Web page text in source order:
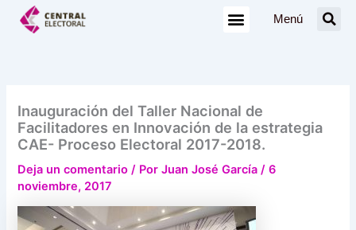
Menú
Inauguración del Taller Nacional de
Facilitadores en Innovación de la estrategia
CAE- Proceso Electoral 2017-2018.
Deja un comentario / PorJuan José García/6
noviembre, 2017